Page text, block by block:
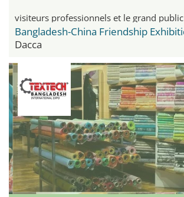
visiteurs professionnels et le grand public
Dacca